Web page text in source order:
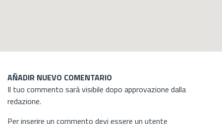
AÑADIR NUEVO COMENTARIO
Il tuo commento sarà visibile dopo approvazione dalla
redazione.
Per inserire un commento devi essere un utente